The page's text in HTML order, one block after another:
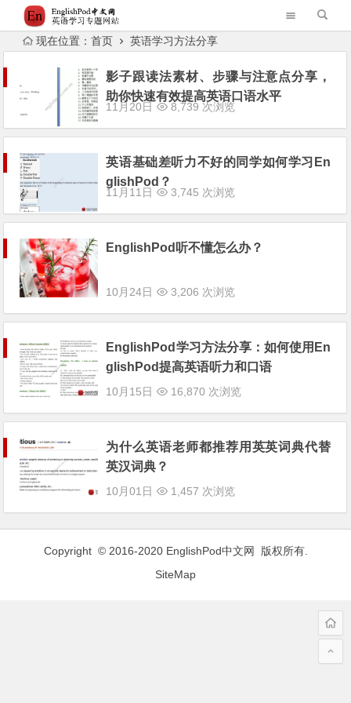
现在位置： 首页 英语学习方法分享
影子跟读法素材、步骤与注意点分享，
助你快速有效提高英语口语水平
11月20日 8,739 次浏览
英语基础差听力不好的同学如何学习En
glishPod？
11月11日 3,745 次浏览
EnglishPod听不懂怎么办？
10月24日 3,206 次浏览
EnglishPod学习方法分享：如何使用En
glishPod提高英语听力和口语
10月15日 16,870 次浏览
为什么英语老师都推荐用英英词典代替
英汉词典？
10月01日 1,457 次浏览
Copyright © 2016-2020 EnglishPod中文网 版权所有.
SiteMap